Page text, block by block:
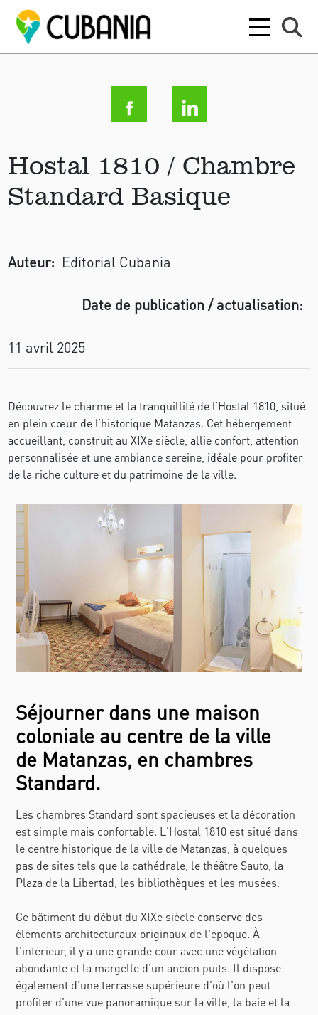
Hostal 1810 / Chambre
Standard Basique
Auteur: Editorial Cubania
Date de publication / actualisation:
11 avril 2025
Découvrez le charme et la tranquillité de l’Hostal 1810, situé
en plein cœur de l’historique Matanzas. Cet hébergement
accueillant, construit au XIXe siècle, allie confort, attention
personnalisée et une ambiance sereine, idéale pour profiter
de la riche culture et du patrimoine de la ville.
Séjourner dans une maison
coloniale au centre de la ville
de Matanzas, en chambres
Standard.
Les chambres Standard sont spacieuses et la décoration
est simple mais confortable. L'Hostal 1810 est situé dans
le centre historique de la ville de Matanzas, à quelques
pas de sites tels que la cathédrale, le théâtre Sauto, la
Plaza de la Libertad, les bibliothèques et les musées.
Ce bâtiment du début du XIXe siècle conserve des
éléments architecturaux originaux de l'époque. À
l'intérieur, il y a une grande cour avec une végétation
abondante et la margelle d'un ancien puits. Il dispose
également d'une terrasse supérieure d'où l'on peut
profiter d'une vue panoramique sur la ville, la baie et la